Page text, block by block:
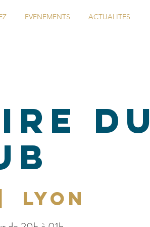
EVENEMENTS ACTUALITES
du
Lyon